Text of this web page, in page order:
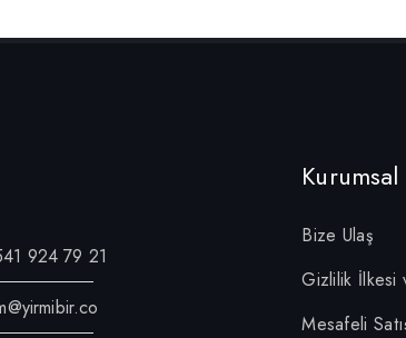
924 79 21
Kurumsal
Bize Ulaş
Gizlilik İlkesi
Mesafeli